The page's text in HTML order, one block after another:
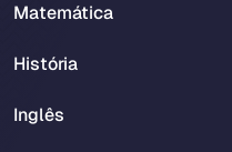
Matemática
História
Inglês